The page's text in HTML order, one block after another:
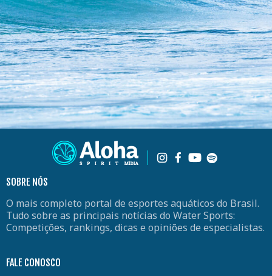
SOBRE NÓS
O mais completo portal de esportes aquáticos do Brasil.
Tudo sobre as principais notícias do Water Sports:
Competições, rankings, dicas e opiniões de especialistas.
FALE CONOSCO